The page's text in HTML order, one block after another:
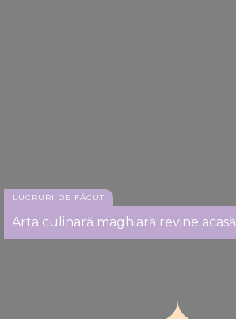
LUCRURI DE FĂCUT
Arta culinară maghiară revine acasă